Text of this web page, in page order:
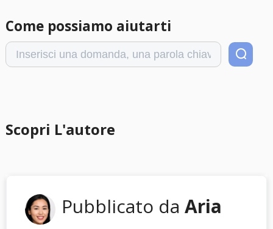
Come possiamo aiutarti
Scopri L'autore
Pubblicato da Aria